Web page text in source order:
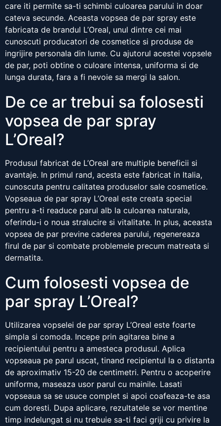
care iti permite sa-ti schimbi culoarea parului in doar
cateva secunde. Aceasta vopsea de par spray este
fabricata de brandul L’Oreal, unul dintre cei mai
cunoscuti producatori de cosmetice si produse de
ingrijire personala din lume. Cu ajutorul acestei vopsele
de par, poti obtine o culoare intensa, uniforma si de
lunga durata, fara a fi nevoie sa mergi la salon.
De ce ar trebui sa folosesti
vopsea de par spray
L’Oreal?
Produsul fabricat de L’Oreal are multiple beneficii si
avantaje. In primul rand, acesta este fabricat in Italia,
cunoscuta pentru calitatea produselor sale cosmetice.
Vopseaua de par spray L’Oreal este creata special
pentru a-ti readuce parul alb la culoarea naturala,
oferindu-i o noua stralucire si vitalitate. In plus, aceasta
vopsea de par previne caderea parului, regenereaza
firul de par si combate problemele precum matreata si
dermatita.
Cum folosesti vopsea de
par spray L’Oreal?
Utilizarea vopselei de par spray L’Oreal este foarte
simpla si comoda. Incepe prin agitarea bine a
recipientului pentru a amesteca produsul. Aplica
vopseaua pe parul uscat, tinand recipientul la o distanta
de aproximativ 15-20 de centimetri. Pentru o acoperire
uniforma, maseaza usor parul cu mainile. Lasati
vopseaua sa se usuce complet si apoi coafeaza-te asa
cum doresti. Dupa aplicare, rezultatele se vor mentine
timp indelungat si nu trebuie sa-ti faci griji cu privire la